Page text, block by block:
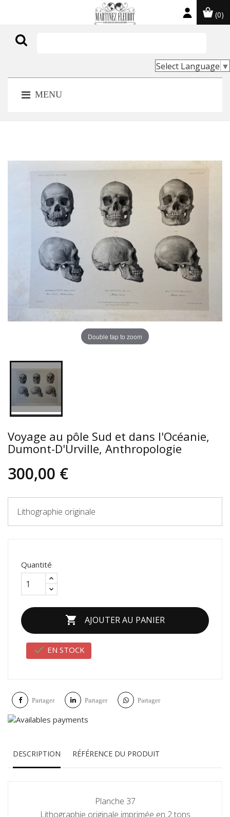
(0)
Select Language ▼
MENU
Double tap to zoom
Voyage au pôle Sud et dans l'Océanie,
Dumont-D'Urville, Anthropologie
300,00 €
Lithographie originale
Quantité
 AJOUTER AU PANIER
 EN STOCK
Partager Partager Partager
DESCRIPTION RÉFÉRENCE DU PRODUIT
Planche 37
Lithographie originale imprimée en 2 tons